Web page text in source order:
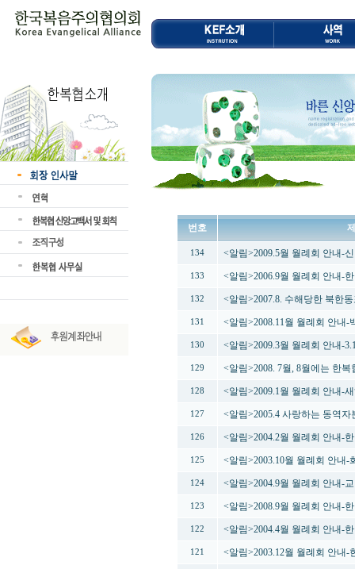
번호
134 <알림>2009.5월 월례회 안내-
133 <알림>2006.9월 월례회 안내-
132 <알림>2007.8. 수해당한 북한
131 <알림>2008.11월 월례회 안내
130 <알림>2009.3월 월례회 안내-
129 <알림>2008. 7월, 8월에는 한
128 <알림>2009.1월 월례회 안내-
127 <알림>2005.4 사랑하는 동역
126 <알림>2004.2월 월례회 안내-
125 <알림>2003.10월 월례회 안내-
124 <알림>2004.9월 월례회 안내-
123 <알림>2008.9월 월례회 안내-
122 <알림>2004.4월 월례회 안내-
121 <알림>2003.12월 월례회 안내